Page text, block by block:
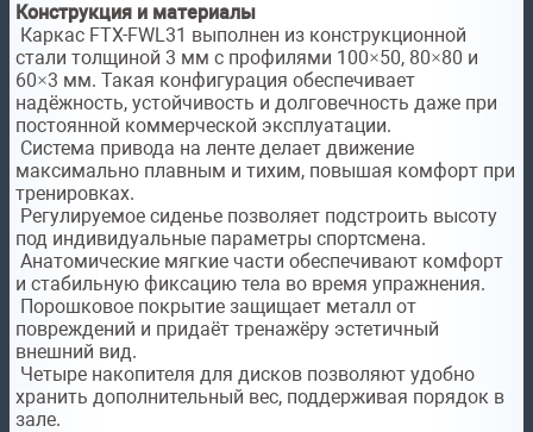
Конструкция и материалы
Каркас FTX-FWL31 выполнен из конструкционной
стали толщиной 3 мм с профилями 100×50, 80×80 и
60×3 мм. Такая конфигурация обеспечивает
надёжность, устойчивость и долговечность даже при
постоянной коммерческой эксплуатации.
Система привода на ленте делает движение
максимально плавным и тихим, повышая комфорт при
тренировках.
Регулируемое сиденье позволяет подстроить высоту
под индивидуальные параметры спортсмена.
Анатомические мягкие части обеспечивают комфорт
и стабильную фиксацию тела во время упражнения.
Порошковое покрытие защищает металл от
повреждений и придаёт тренажёру эстетичный
внешний вид.
Четыре накопителя для дисков позволяют удобно
хранить дополнительный вес, поддерживая порядок в
зале.